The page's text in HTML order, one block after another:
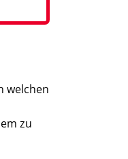
welchen
zu